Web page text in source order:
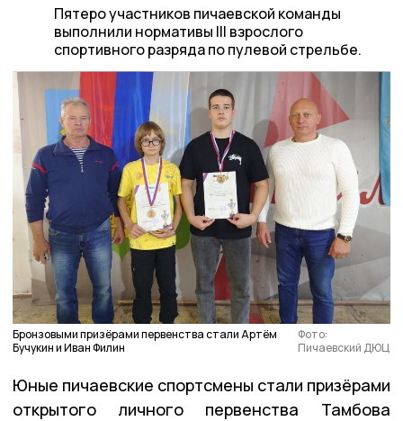
Пятеро участников пичаевской команды
выполнили нормативы III взрослого
спортивного разряда по пулевой стрельбе.
Бронзовыми призёрами первенства стали Артём
Бучукин и Иван Филин
Фото:
Пичаевский ДЮЦ
Юные пичаевские спортсмены стали призёрами
открытого личного первенства Тамбова